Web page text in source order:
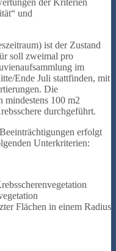
und
ist der Zustand
soll zweimal pro
im
Ende Juli stattfinden, mit
Die
mindestens 100 m2
durchgeführt.
erfolgt
Unterkriterien:
Flächen in einem Radius